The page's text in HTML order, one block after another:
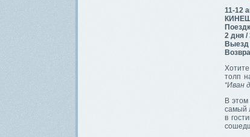
11-12
2 дня /
Выезд
толп
“Иван
В
самый
в